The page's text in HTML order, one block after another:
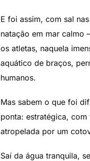
E foi assim, com sal
natação em mar
os atletas, naquela
aquático de braços,
humanos.
Mas sabem o que foi
ponta: estratégica,
atropelada por um
Saí da água tranquila,